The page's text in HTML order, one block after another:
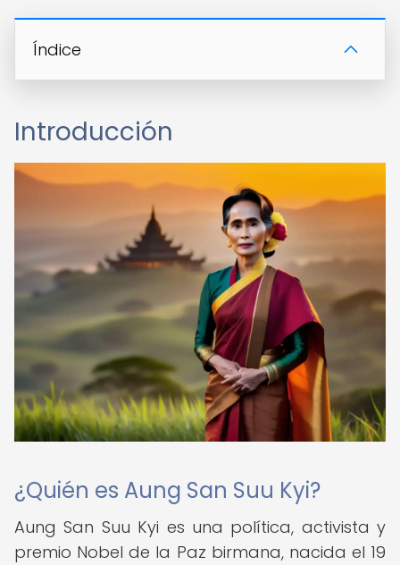
Índice
Introducción
¿Quién es Aung San Suu Kyi?
Aung San Suu Kyi es una política, activista y
premio Nobel de la Paz birmana, nacida el 19